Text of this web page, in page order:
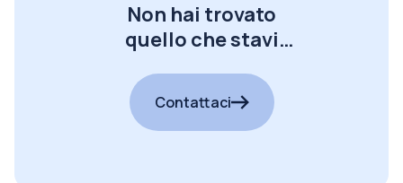
Non hai trovato
quello che stavi
Contattaci